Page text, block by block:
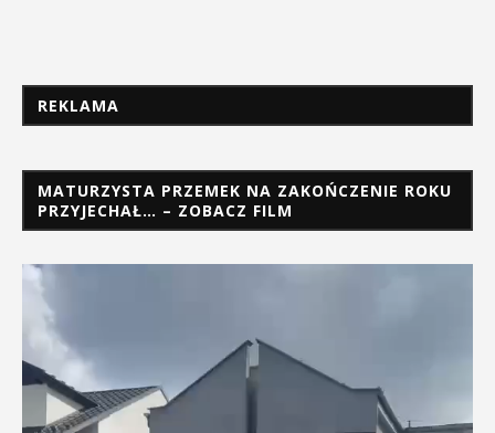
REKLAMA
MATURZYSTA PRZEMEK NA ZAKOŃCZENIE ROKU
PRZYJECHAŁ… – ZOBACZ FILM
Odtwarzacz